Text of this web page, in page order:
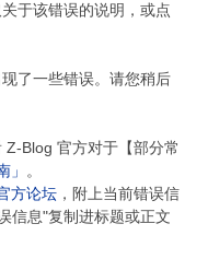
于该错误的说明，或点
了一些错误。请您稍后
Z-Blog 官方对于【部分常
」 。
方论坛 ，附上当前错误信
信息"复制进标题或正文